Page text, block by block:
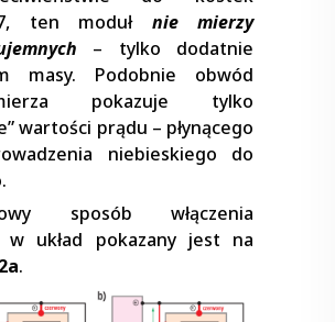
7, ten moduł nie mierzy
– tylko dodatnie
masy. Podobnie obwód
pokazuje tylko
wartości prądu – płynącego
niebieskiego do
sposób włączenia
w układ pokazany jest na
.